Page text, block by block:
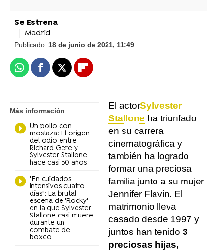
Se Estrena
Madrid
Publicado: 18 de junio de 2021, 11:49
WhatsappFacebook
X Flipboard
Más información
Un pollo con
mostaza: El origen
del odio entre
Richard Gere y
Sylvester Stallone
hace casi 50 años
"En cuidados
intensivos cuatro
días": La brutal
escena de 'Rocky'
en la que Sylvester
Stallone casi muere
durante un
combate de
boxeo
El actorSylvester
Stallone ha triunfado
en su carrera
cinematográfica y
también ha logrado
formar una preciosa
familia junto a su mujer
Jennifer Flavin. El
matrimonio lleva
casado desde 1997 y
juntos han tenido 3
preciosas hijas,